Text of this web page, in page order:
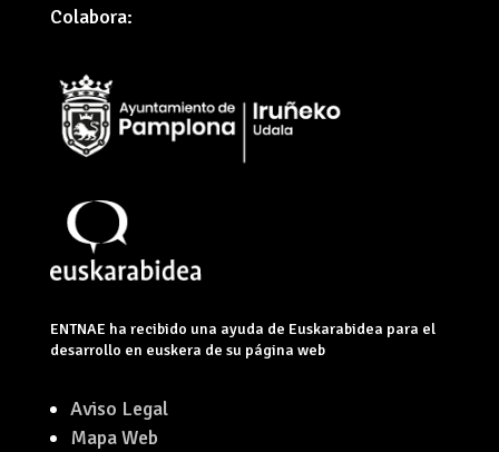
Colabora:
ENTNAE ha recibido una ayuda de Euskarabidea para el
desarrollo en euskera de su página web
Aviso Legal
Mapa Web